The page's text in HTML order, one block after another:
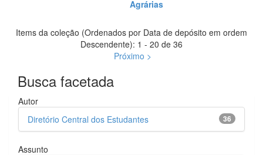
Agrárias
Items da coleção (Ordenados por Data de depósito em ordem
Descendente): 1 - 20 de 36
Próximo >
Busca facetada
Autor
36
Diretório Central dos Estudantes
Assunto